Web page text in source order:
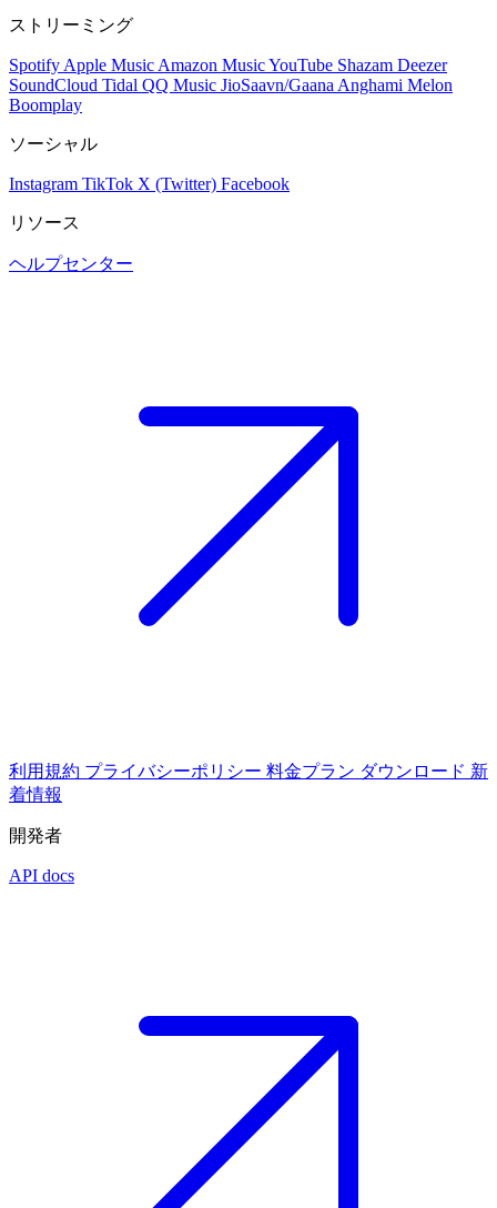
ストリーミング
Spotify Apple Music Amazon MusicYouTube Shazam Deezer
SoundCloud Tidal QQ Music JioSaavn/Gaana Anghami Melon
Boomplay
ソーシャル
Instagram TikTok X (Twitter) Facebook
リソース
ヘルプセンター
利用規約 プライバシーポリシー 料金プラン ダウンロード 新
着情報
開発者
API docs